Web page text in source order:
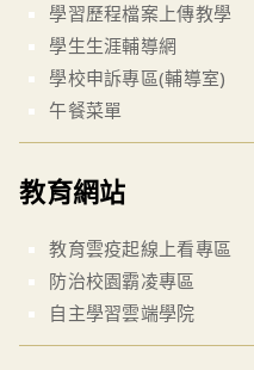
學習歷程檔案上傳教學
學生生涯輔導網
學校申訴專區(輔導室)
午餐菜單
教育網站
教育雲疫起線上看專區
防治校園霸凌專區
自主學習雲端學院